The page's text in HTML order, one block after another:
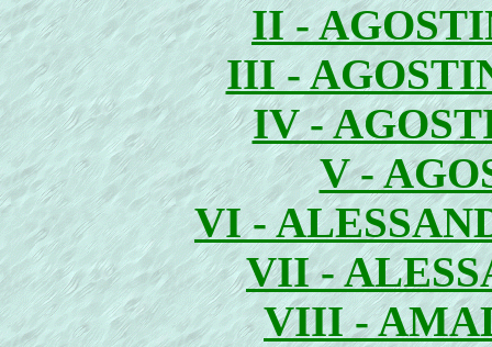
II -
III -
IV -
V -
VI -
VII -
VIII -